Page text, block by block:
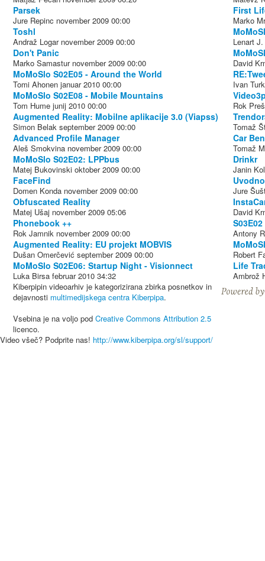
Parsek
Jure Repinc november 2009 00:00
First
Marko
Toshl
Andraž Logar november 2009 00:00 Lenart
Don't Panic
Marko Samastur november 2009 00:00 David
MoMoSlo S02E05 - Around the World
Tomi Ahonen januar 2010 00:00 Ivan
MoMoSlo S02E08 - Mobile Mountains
Tom Hume junij 2010 00:00 Rok
Augmented Reality: Mobilne aplikacije 3.0 (Viapss)
Simon Belak september 2009 00:00 Tomaž
Advanced Profile Manager
Aleš Smokvina november 2009 00:00
Car
Tomaž
MoMoSlo S02E02: LPPbus
Matej Bukovinski oktober 2009 00:00
Drinkr
Janin
FaceFind
Domen Konda november 2009 00:00 Jure
Obfuscated Reality
Matej Ušaj november 2009 05:06 David
Phonebook ++
Rok Jamnik november 2009 00:00 Antony
Augmented Reality: EU projekt MOBVIS
Dušan Omerčević september 2009 00:00 Robert
MoMoSlo S02E06: Startup Night - Visionnect
Luka Birsa februar 2010 34:32
Life
Ambrož
Kiberpipin videoarhiv je kategorizirana zbirka posnetkov in
dejavnosti multimedijskega centra Kiberpipa.
Vsebina je na voljo pod Creative Commons Attribution 2.5
licenco.
Video všeč? Podprite nas! http://www.kiberpipa.org/sl/support/